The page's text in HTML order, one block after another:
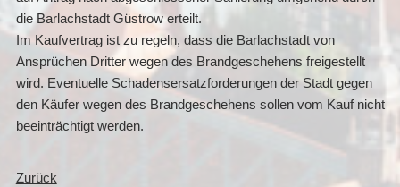
die Barlachstadt Güstrow erteilt.
Im Kaufvertrag ist zu regeln, dass die Barlachstadt von
Ansprüchen Dritter wegen des Brandgeschehens freigestellt
wird. Eventuelle Schadensersatzforderungen der Stadt gegen
den Käufer wegen des Brandgeschehens sollen vom Kauf nicht
beeinträchtigt werden.
Zurück